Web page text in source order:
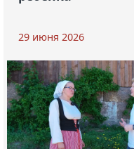
29 июня 2026